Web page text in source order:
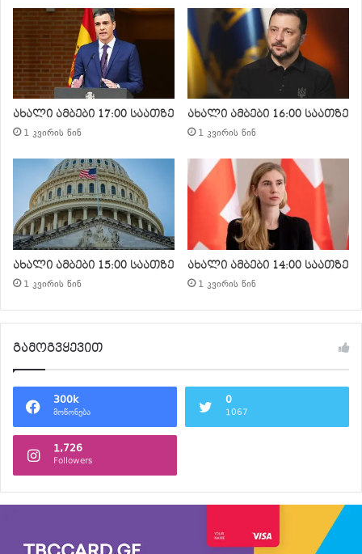
ახალი ამბები 17:00 საათზე
1 კვირის წინ
ახალი ამბები 16:00 საათზე
1 კვირის წინ
ახალი ამბები 15:00 საათზე
1 კვირის წინ
ახალი ამბები 14:00 საათზე
1 კვირის წინ
გამოგვყევით
300k
მოწონება
0
1067
1,726
Followers